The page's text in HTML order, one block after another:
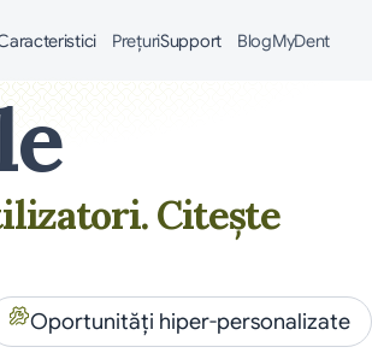
Support
Preţuri BlogMyDent
Citește
Oportunități hiper-personalizate